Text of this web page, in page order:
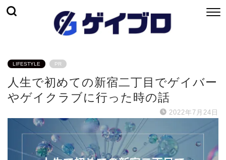
LIFESTYLE PR
人生で初めての新宿二丁目でゲイバー
やゲイクラブに行った時の話
2022年7月24日